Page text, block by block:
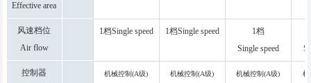
Effective area
风速档位
Air flow
控制器
1档Single speed
机械控制(A级)
1档Single speed
机械控制(A级)
1档
Single speed
机械控制(A级) 机